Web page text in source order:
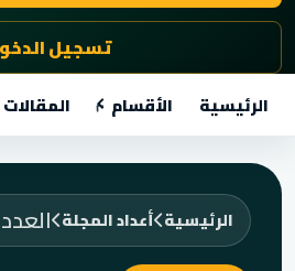
تسجيل
الرئيسية الأقسام المقالات
الرئيسية أعداد المجلة العدد 2